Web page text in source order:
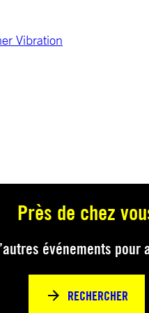
Vibration
Près de chez
événements pour
RECHERCHER